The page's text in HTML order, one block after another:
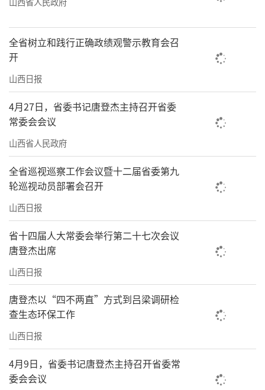
尽管已是第3次来景区，太原游客李嘉还是
在造型各异的NPC、精彩实景演绎中一秒入
戏，在这里，他与NPC趣味互动、合影打卡，
尽享假日时光。
景区相关负责人表示，后续将继续优化节
目内容，提升游客全天候互动体验，保持热度
和流量，为游客带来更新更好的游玩体验。
从神话实景演绎到线下趣味互动，从网络
引流到全员互动，牛魔王逍遥谷景区凭借优质
体验、高标准服务和多业态融合模式，实
现“烟火气”与“童趣感”的完美交融，打造
适配全年龄段、全时段、全场景的假日文旅盛
宴，塑造独具特色的当地文旅品牌，成为晋陕
豫周边游客畅享假日的首选地之一。
节假日期间，平遥古城丰富多元的旅游项
目让游客深刻感受到文化体验游的乐趣。其
中，将科技与文化巧妙结合的SoReal焕真·平
全省树立和践行正确政绩观警示教育会召
开
山西日报
4月27日，省委书记唐登杰主持召开省委
常委会会议
山西省人民政府
全省巡视巡察工作会议暨十二届省委第九
轮巡视动员部署会召开
山西日报
省十四届人大常委会举行第二十七次会议
唐登杰出席
山西日报
唐登杰以“四不两直”方式到吕梁调研检
查生态环保工作
山西日报
4月9日，省委书记唐登杰主持召开省委常
委会会议